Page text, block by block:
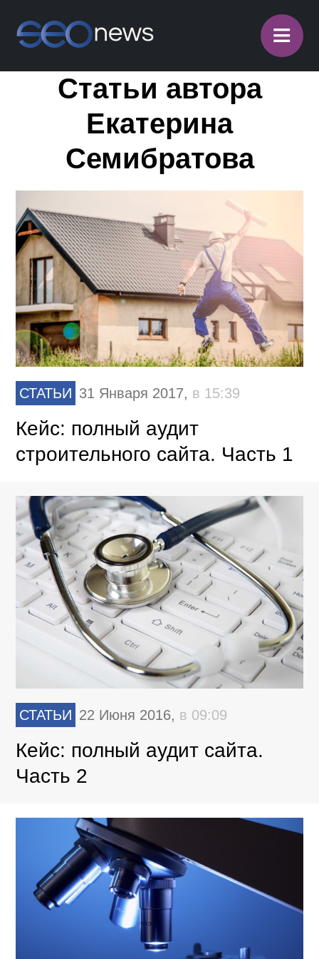
≡
Статьи автора
Екатерина
Семибратова
СТАТЬИ 31 Января 2017, в 15:39
Кейс: полный аудит
строительного сайта. Часть 1
СТАТЬИ 22 Июня 2016, в 09:09
Кейс: полный аудит сайта.
Часть 2